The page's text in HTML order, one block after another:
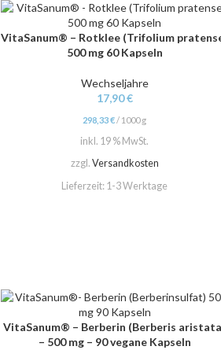
IN DEN WARENKORB
VitaSanum® – Rotklee (Trifolium
500 mg 60 Kapseln
Wechseljahre
17,90€
298,33€/ 1000 g
inkl. 19 % MwSt.
zzgl. Versandkosten
Lieferzeit: 1-3 Werktage
IN DEN WARENKORB
VitaSanum® – Berberin (Berberis
– 500 mg – 90 vegane Kapseln